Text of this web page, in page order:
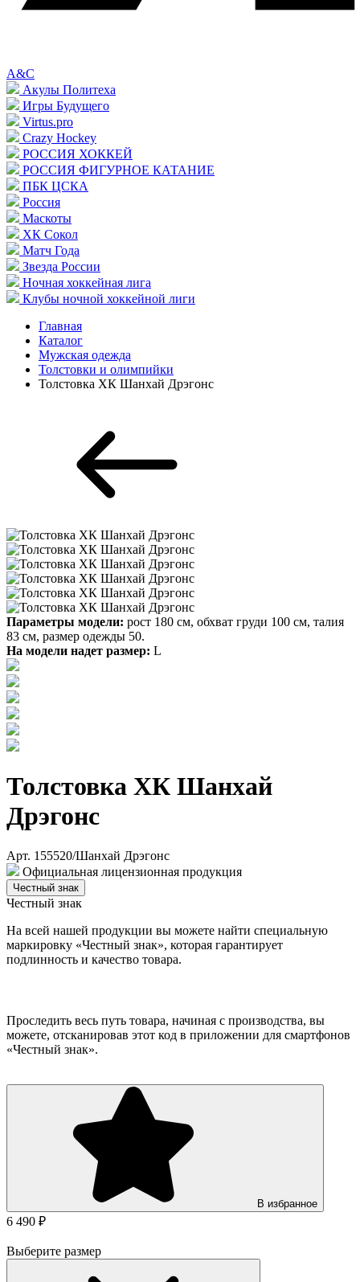
A&C
Акулы Политеха
Игры Будущего
Virtus.pro
Crazy Hockey
РОССИЯ ХОККЕЙ
РОССИЯ ФИГУРНОЕ КАТАНИЕ
ПБК ЦСКА
Россия
Маскоты
ХК Сокол
Матч Года
Звезда России
Ночная хоккейная лига
Клубы ночной хоккейной лиги
Главная
Каталог
Мужская одежда
Толстовки и олимпийки
Толстовка ХК Шанхай Дрэгонс
Параметры модели: рост 180 см, обхват груди 100 см, талия
83 см, размер одежды 50.
На модели надет размер: L
Толстовка ХК Шанхай
Дрэгонс
Арт. 155520/Шанхай Дрэгонс
Официальная лицензионная продукция
Честный знак
Честный знак
На всей нашей продукции вы можете найти специальную
маркировку «Честный знак», которая гарантирует
подлинность и качество товара.
Проследить весь путь товара, начиная с производства, вы
можете, отсканировав этот код в приложении для смартфонов
«Честный знак».
В избранное
6 490 ₽
Выберите размер